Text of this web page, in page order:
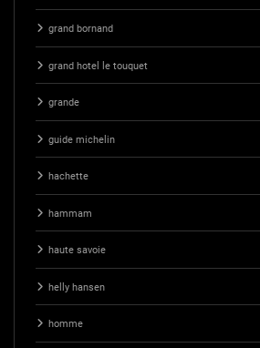
grand bornand
grand hotel le touquet
grande
guide michelin
hachette
hammam
haute savoie
helly hansen
homme